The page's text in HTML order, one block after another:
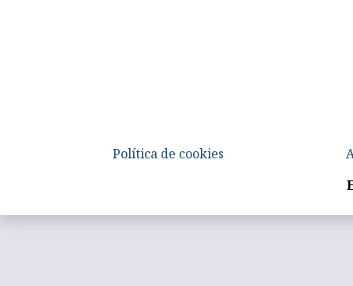
Política de cookies